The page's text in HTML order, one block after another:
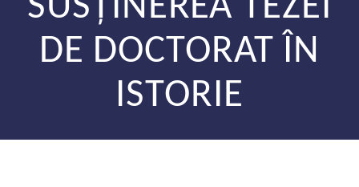
SUSȚINEREA TEZEI
DE DOCTORAT ÎN
ISTORIE